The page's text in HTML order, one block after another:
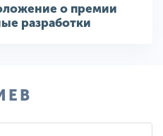
о премии
разработки